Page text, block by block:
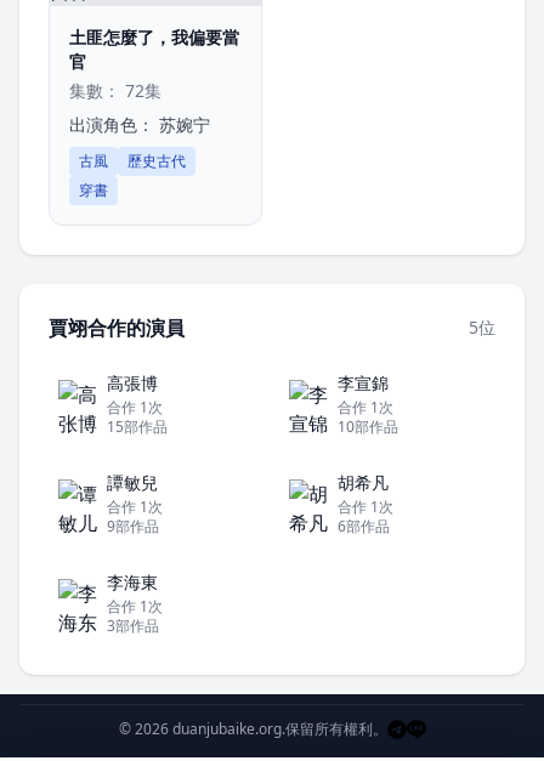
土匪怎麼了，我偏要當
官
集數： 72集
出演角色： 苏婉宁
古風
歷史古代
穿書
賈翊合作的演員 5位
高張博
合作 1次
15部作品
李宣錦
合作 1次
10部作品
譚敏兒
合作 1次
9部作品
胡希凡
合作 1次
6部作品
李海東
合作 1次
3部作品
© 2026 duanjubaike.org.保留所有權利。